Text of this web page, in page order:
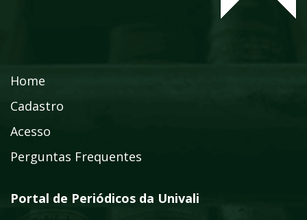
Home
Cadastro
Acesso
Perguntas Frequentes
Portal de Periódicos da Univali